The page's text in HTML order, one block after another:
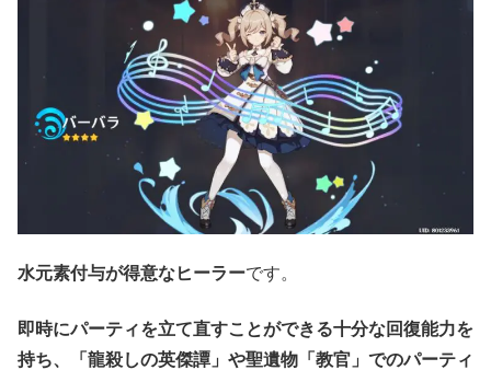
水元素付与が得意なヒーラーです。
即時にパーティを立て直すことができる十分な回復能力を
持ち、「龍殺しの英傑譚」や聖遺物「教官」でのパーティ